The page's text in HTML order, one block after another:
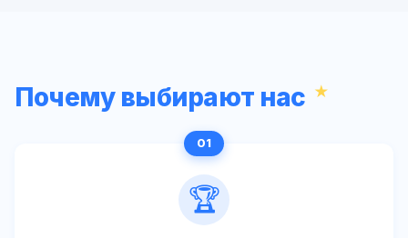
Почему выбирают нас
🏆